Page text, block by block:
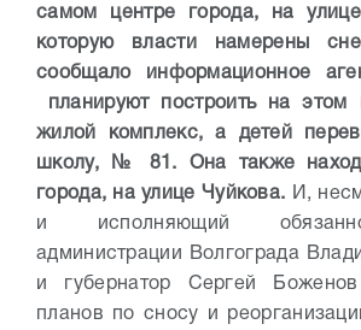
самом центре города, на
которую власти намерены
сообщало информационное
планируют построить на этом
жилой комплекс, а детей
школу, № 81. Она также
города, на улице Чуйкова. И,
и исполняющий
администрации Волгограда
и губернатор Сергей
планов по сносу и